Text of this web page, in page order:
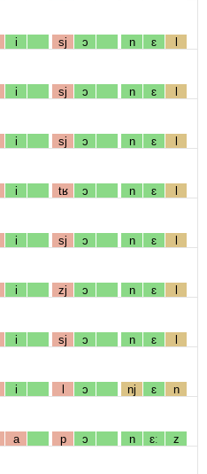
i sj ɔ n ɛ l
i sj ɔ n ɛ l
i sj ɔ n ɛ l
i tʁ ɔ n ɛ l
i sj ɔ n ɛ l
i zj ɔ n ɛ l
i sj ɔ n ɛ l
i l ɔ nj ɛ n
a p ɔ n ɛː z